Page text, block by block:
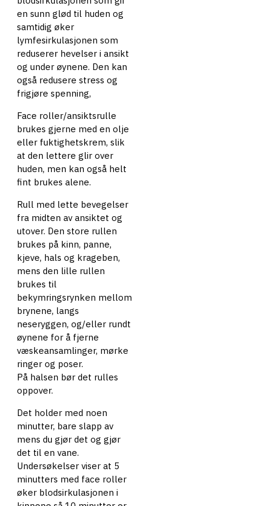
en sunn glød til huden og
samtidig øker
lymfesirkulasjonen som
reduserer hevelser i ansikt
og under øynene. Den kan
også redusere stress og
frigjøre spenning,
Face roller/ansiktsrulle
brukes gjerne med en olje
eller fuktighetskrem, slik
at den lettere glir over
huden, men kan også helt
fint brukes alene.
Rull med lette bevegelser
fra midten av ansiktet og
utover. Den store rullen
brukes på kinn, panne,
kjeve, hals og krageben,
mens den lille rullen
brukes til
bekymringsrynken mellom
brynene, langs
neseryggen, og/eller rundt
øynene for å fjerne
væskeansamlinger, mørke
ringer og poser.
På halsen bør det rulles
oppover.
Det holder med noen
minutter, bare slapp av
mens du gjør det og gjør
det til en vane.
Undersøkelser viser at 5
minutters med face roller
øker blodsirkulasjonen i